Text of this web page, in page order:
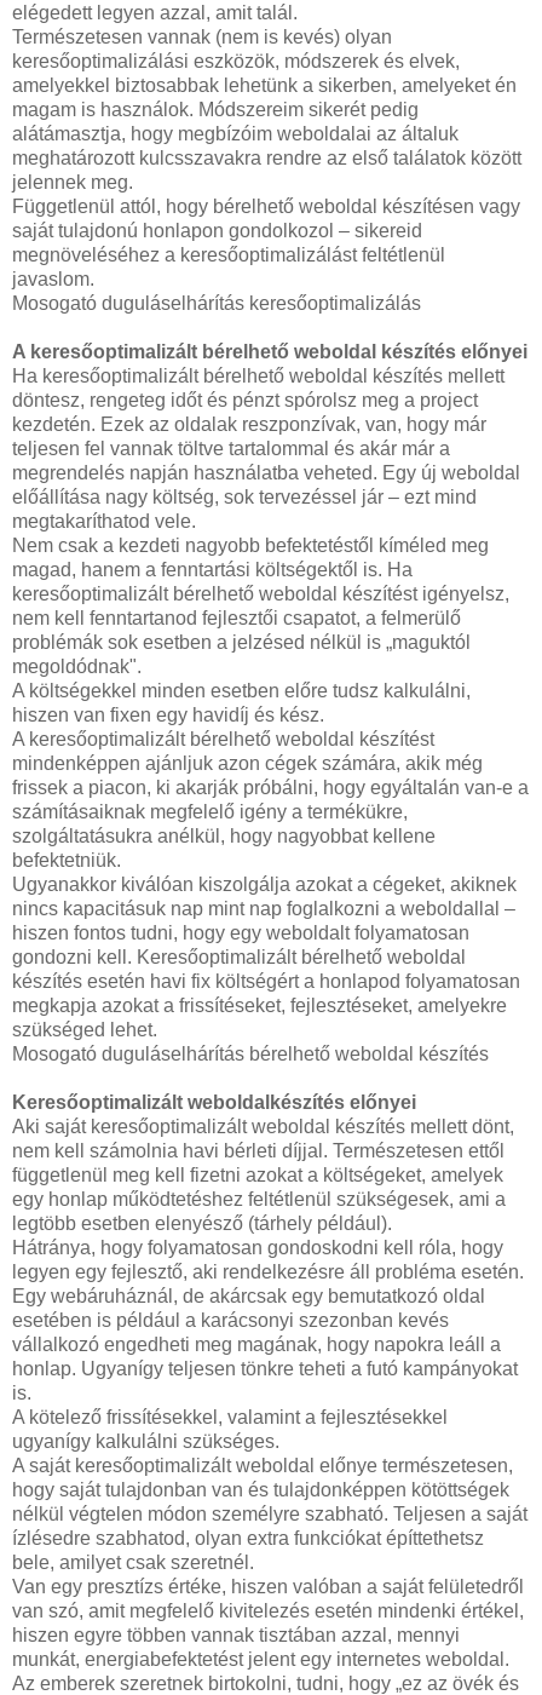
elégedett legyen azzal, amit talál.
Természetesen vannak (nem is kevés) olyan
keresőoptimalizálási eszközök, módszerek és elvek,
amelyekkel biztosabbak lehetünk a sikerben, amelyeket én
magam is használok. Módszereim sikerét pedig
alátámasztja, hogy megbízóim weboldalai az általuk
meghatározott kulcsszavakra rendre az első találatok között
jelennek meg.
Függetlenül attól, hogy bérelhető weboldal készítésen vagy
saját tulajdonú honlapon gondolkozol – sikereid
megnöveléséhez a keresőoptimalizálást feltétlenül
javaslom.
Mosogató duguláselhárítás keresőoptimalizálás
A keresőoptimalizált bérelhető weboldal készítés előnyei
Ha keresőoptimalizált bérelhető weboldal készítés mellett
döntesz, rengeteg időt és pénzt spórolsz meg a project
kezdetén. Ezek az oldalak reszponzívak, van, hogy már
teljesen fel vannak töltve tartalommal és akár már a
megrendelés napján használatba veheted. Egy új weboldal
előállítása nagy költség, sok tervezéssel jár – ezt mind
megtakaríthatod vele.
Nem csak a kezdeti nagyobb befektetéstől kíméled meg
magad, hanem a fenntartási költségektől is. Ha
keresőoptimalizált bérelhető weboldal készítést igényelsz,
nem kell fenntartanod fejlesztői csapatot, a felmerülő
problémák sok esetben a jelzésed nélkül is „maguktól
megoldódnak".
A költségekkel minden esetben előre tudsz kalkulálni,
hiszen van fixen egy havidíj és kész.
A keresőoptimalizált bérelhető weboldal készítést
mindenképpen ajánljuk azon cégek számára, akik még
frissek a piacon, ki akarják próbálni, hogy egyáltalán van-e a
számításaiknak megfelelő igény a termékükre,
szolgáltatásukra anélkül, hogy nagyobbat kellene
befektetniük.
Ugyanakkor kiválóan kiszolgálja azokat a cégeket, akiknek
nincs kapacitásuk nap mint nap foglalkozni a weboldallal –
hiszen fontos tudni, hogy egy weboldalt folyamatosan
gondozni kell. Keresőoptimalizált bérelhető weboldal
készítés esetén havi fix költségért a honlapod folyamatosan
megkapja azokat a frissítéseket, fejlesztéseket, amelyekre
szükséged lehet.
Mosogató duguláselhárítás bérelhető weboldal készítés
Keresőoptimalizált weboldalkészítés előnyei
Aki saját keresőoptimalizált weboldal készítés mellett dönt,
nem kell számolnia havi bérleti díjjal. Természetesen ettől
függetlenül meg kell fizetni azokat a költségeket, amelyek
egy honlap működtetéshez feltétlenül szükségesek, ami a
legtöbb esetben elenyésző (tárhely például).
Hátránya, hogy folyamatosan gondoskodni kell róla, hogy
legyen egy fejlesztő, aki rendelkezésre áll probléma esetén.
Egy webáruháznál, de akárcsak egy bemutatkozó oldal
esetében is például a karácsonyi szezonban kevés
vállalkozó engedheti meg magának, hogy napokra leáll a
honlap. Ugyanígy teljesen tönkre teheti a futó kampányokat
is.
A kötelező frissítésekkel, valamint a fejlesztésekkel
ugyanígy kalkulálni szükséges.
A saját keresőoptimalizált weboldal előnye természetesen,
hogy saját tulajdonban van és tulajdonképpen kötöttségek
nélkül végtelen módon személyre szabható. Teljesen a saját
ízlésedre szabhatod, olyan extra funkciókat építtethetsz
bele, amilyet csak szeretnél.
Van egy presztízs értéke, hiszen valóban a saját felületedről
van szó, amit megfelelő kivitelezés esetén mindenki értékel,
hiszen egyre többen vannak tisztában azzal, mennyi
munkát, energiabefektetést jelent egy internetes weboldal.
Az emberek szeretnek birtokolni, tudni, hogy „ez az övék és